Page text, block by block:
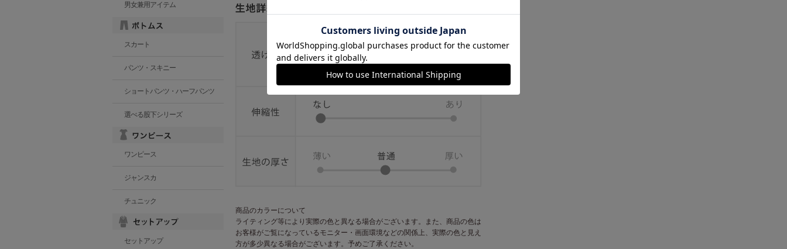
商品のカラーについて
ライティング等により実際の色と異なる場合がございます。また、商品の色は
お客様がご覧になっているモニター・画面環境などの関係上、実際の色と見え
方が多少異なる場合がございます。予めご了承ください。
男女兼用アイテム
スカート
パンツ・スキニー
ショートパンツ・ハーフパンツ
選べる股下シリーズ
ワンピース
ジャンスカ
チュニック
セットアップ